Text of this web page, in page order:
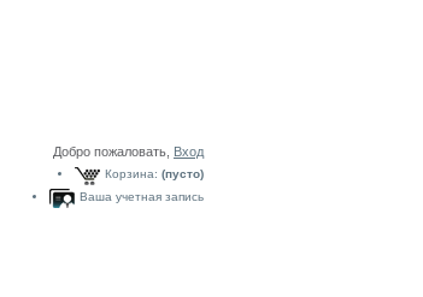
Добро пожаловать, Вход
Корзина: (пусто)
Ваша учетная запись